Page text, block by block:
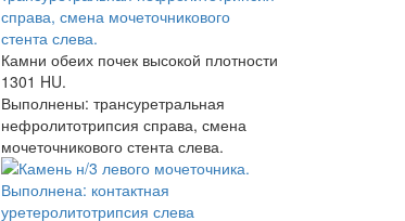
Камни обеих почек высокой плотности
1301 HU.
Выполнены: трансуретральная
нефролитотрипсия справа, смена
мочеточникового стента слева​.